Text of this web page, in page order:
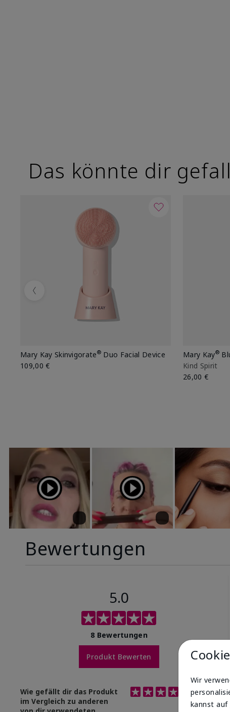
Das könnte dir
Mary Kay Skinvigorate® Duo Facial Device
109,00 €
Mary Kay®
Kind Spirit
26,00 €
Previous
Bewertungen
5.0
8 Bewertungen
Produkt Bewerten
Wie gefällt dir das Produkt
im Vergleich zu anderen
5
Bewertung 5.0 von 5
Wir
kannst auf